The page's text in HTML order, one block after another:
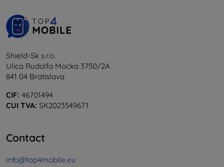
Shield-Sk s.r.o.
Ulica Rudolfa Mocka 3750/2A
841 04 Bratislava
CIF: 46701494
CUI TVA: SK2023549671
Contact
info@top4mobile.eu